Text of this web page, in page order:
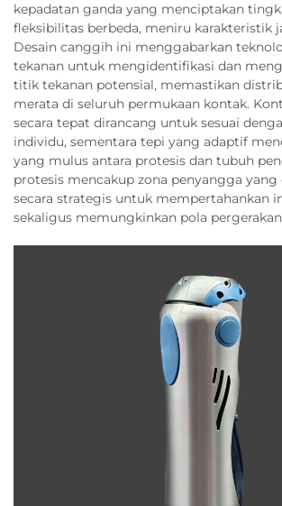
kepadatan ganda yang menciptakan
fleksibilitas berbeda, meniru karakteristik
Desain canggih ini menggabarkan
tekanan untuk mengidentifikasi dan
titik tekanan potensial, memastikan
merata di seluruh permukaan kontak.
secara tepat dirancang untuk sesuai
individu, sementara tepi yang adaptif
yang mulus antara protesis dan tubuh
protesis mencakup zona penyangga
secara strategis untuk mempertahankan
sekaligus memungkinkan pola